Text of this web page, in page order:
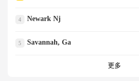
4 Newark Nj
5 Savannah, Ga
更多